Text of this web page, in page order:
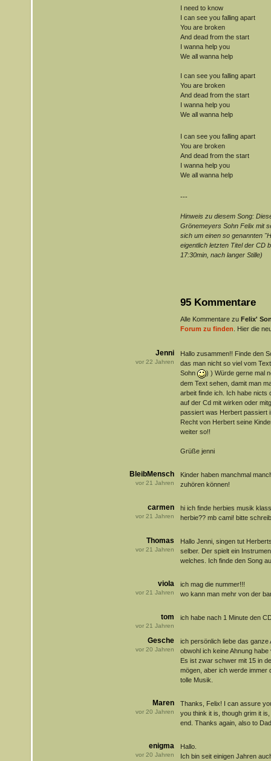
I need to know
I can see you falling apart
You are broken
And dead from the start
I wanna help you
We all wanna help
I can see you falling apart
You are broken
And dead from the start
I wanna help you
We all wanna help
I can see you falling apart
You are broken
And dead from the start
I wanna help you
We all wanna help
---
Hinweis zu diesem Song:
Grönemeyers Sohn Felix mit
sich um einen so genannten
eigentlich letzten Titel der CD
17:30min, nach langer Stille)
95 Kommentare
Alle Kommentare zu Felix'
Forum zu finden . Hier die
Jenni
vor 22 Jahren
Hallo zusammen!! Finde den
das man nicht so viel vom
Sohn
) ) Würde gerne mal
dem Text sehen, damit man
arbeit finde ich. Ich habe nicts
auf der Cd mit wirken oder
passiert was Herbert passiert
Recht von Herbert seine
weiter so!!
Grüße jenni
BleibMensch
vor 21 Jahren
Kinder haben manchmal
zuhören können!
carmen
vor 21 Jahren
hi ich finde herbies musik
herbie?? mb cami! bitte
Thomas
vor 21 Jahren
Hallo Jenni, singen tut
selber. Der spielt ein
welches. Ich finde den Song
viola
vor 21 Jahren
ich mag die nummer!!!
wo kann man mehr von der
tom
vor 21 Jahren
ich habe nach 1 Minute den
Gesche
vor 20 Jahren
ich persönlich liebe das ganze
obwohl ich keine Ahnung
Es ist zwar schwer mit 15 in
mögen, aber ich werde immer
tolle Musik.
Maren
vor 20 Jahren
Thanks, Felix! I can assure
you think it is, though grim it
end. Thanks again, also to
enigma
vor 20 Jahren
Hallo.
Ich bin seit einigen Jahren